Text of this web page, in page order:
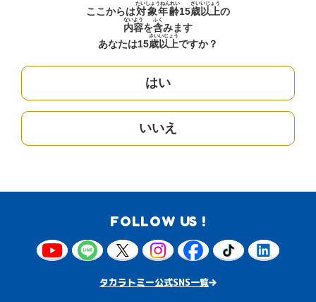
ここからは対象年齢
たいしょうねんれい
15歳
さい
以上
いじょう
の
内容
ないよう
を含
ふく
みます
あなたは15歳
さい
以上
いじょう
ですか？
はい
いいえ
FOLLOW US !
タカラトミー公式SNS一覧